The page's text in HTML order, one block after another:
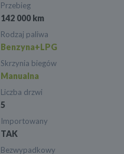
Przebieg
142 000 km
Rodzaj paliwa
Benzyna+LPG
Skrzynia biegów
Manualna
Liczba drzwi
5
Importowany
TAK
Bezwypadkowy